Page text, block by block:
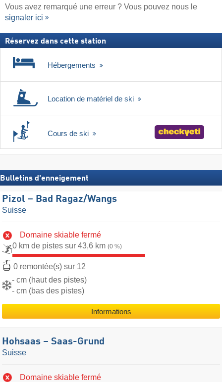
Vous avez remarqué une erreur ? Vous pouvez nous le
signaler ici
Réservez dans cette station
Hébergements
Location de matériel de ski
Cours de ski
Bulletins d'enneigement
Pizol – Bad Ragaz/​Wangs
Suisse
Domaine skiable fermé
0 km de pistes sur 43,6 km (0 %)
0 remontée(s) sur 12
- cm (haut des pistes)
- cm (bas des pistes)
Informations
Hohsaas – Saas-Grund
Suisse
Domaine skiable fermé